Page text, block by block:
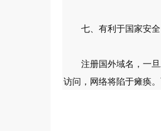
七、有利于国家安全
注册国外域名，一旦
访问，网络将陷于瘫痪